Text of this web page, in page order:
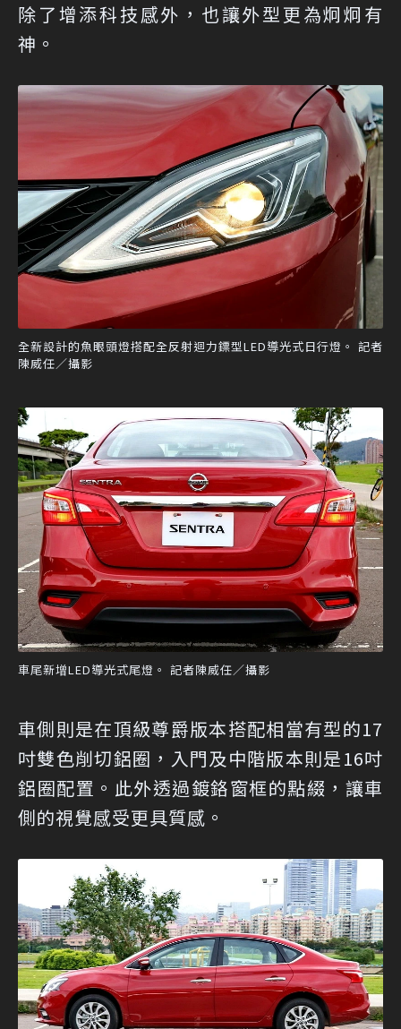
除了增添科技感外，也讓外型更為炯炯有
神。
全新設計的魚眼頭燈搭配全反射迴力鏢型LED導光式日行燈。 記者
陳威任／攝影
車尾新增LED導光式尾燈。 記者陳威任／攝影
車側則是在頂級尊爵版本搭配相當有型的17
吋雙色削切鋁圈，入門及中階版本則是16吋
鋁圈配置。此外透過鍍鉻窗框的點綴，讓車
側的視覺感受更具質感。